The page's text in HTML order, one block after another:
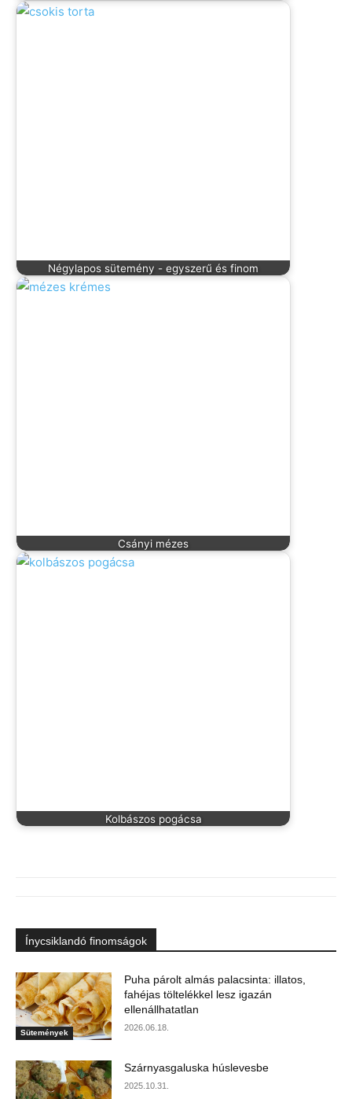
Négylapos sütemény - egyszerű és finom
Csányi mézes
Kolbászos pogácsa
Ínycsiklandó finomságok
Sütemények
Puha párolt almás palacsinta: illatos,
fahéjas töltelékkel lesz igazán
ellenállhatatlan
2026.06.18.
Szárnyasgaluska húslevesbe
2025.10.31.